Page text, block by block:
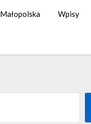
Małopolska Wpisy